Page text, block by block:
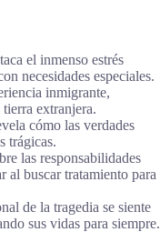
el inmenso estrés
necesidades especiales.
inmigrante,
extranjera.
cómo las verdades
trágicas.
las responsabilidades
al buscar tratamiento para
de la tragedia se siente
sus vidas para siempre.